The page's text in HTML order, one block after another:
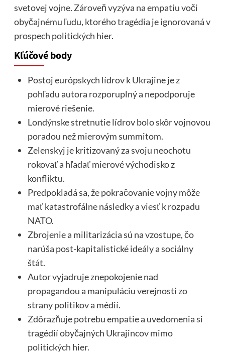
svetovej vojne. Zároveň vyzýva na empatiu voči
obyčajnému ľudu, ktorého tragédia je ignorovaná v
prospech politických hier.
Kľúčové body
Postoj európskych lídrov k Ukrajine je z
pohľadu autora rozporuplný a nepodporuje
mierové riešenie.
Londýnske stretnutie lídrov bolo skôr vojnovou
poradou než mierovým summitom.
Zelenskyj je kritizovaný za svoju neochotu
rokovať a hľadať mierové východisko z
konfliktu.
Predpokladá sa, že pokračovanie vojny môže
mať katastrofálne následky a viesť k rozpadu
NATO.
Zbrojenie a militarizácia sú na vzostupe, čo
narúša post-kapitalistické ideály a sociálny
štát.
Autor vyjadruje znepokojenie nad
propagandou a manipuláciu verejnosti zo
strany politikov a médií.
Zdôrazňuje potrebu empatie a uvedomenia si
tragédií obyčajných Ukrajincov mimo
politických hier.